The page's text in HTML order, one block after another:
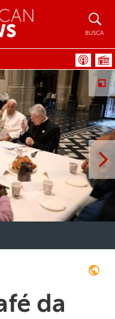
BUSCA
da